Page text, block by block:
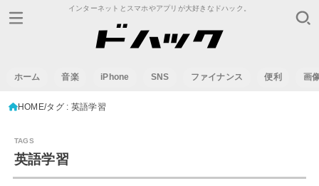
インターネットとスマホやアプリが大好きなドハック。
ホーム 音楽 iPhone SNS ファイナンス 便利 画
HOME タグ : 英語学習
英語学習